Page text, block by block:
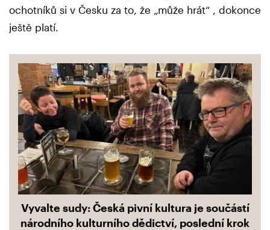
ochotníků si v Česku za to, že „může hrát“ , dokonce
ještě platí.
Vyvalte sudy: Česká pivní kultura je součástí
národního kulturního dědictví, poslední krok